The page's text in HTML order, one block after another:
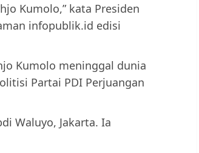
Kumolo,” kata Presiden
infopublik.id edisi
Kumolo meninggal dunia
Partai PDI Perjuangan
Waluyo, Jakarta. Ia